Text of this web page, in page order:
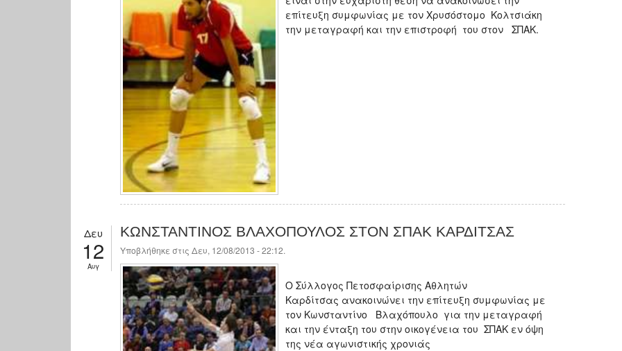
επίτευξη συμφωνίας με τον Χρυσόστομο Κολτσιάκη
την μεταγραφή και την επιστροφή του στον ΣΠΑΚ.
Δευ
12
Αυγ
ΚΩΝΣΤΑΝΤΙΝΟΣ ΒΛΑΧΟΠΟΥΛΟΣ ΣΤΟΝ ΣΠΑΚ ΚΑΡΔΙΤΣΑΣ
Υποβλήθηκε στις Δευ, 12/08/2013 - 22:12.
Ο Σύλλογος Πετοσφαίρισης Αθλητών
Καρδίτσας ανακοινώνει την επίτευξη συμφωνίας με
τον Κωνσταντίνο Βλαχόπουλο για την μεταγραφή
και την ένταξη του στην οικογένεια του ΣΠΑΚ εν όψη
της νέα αγωνιστικής χρονιάς